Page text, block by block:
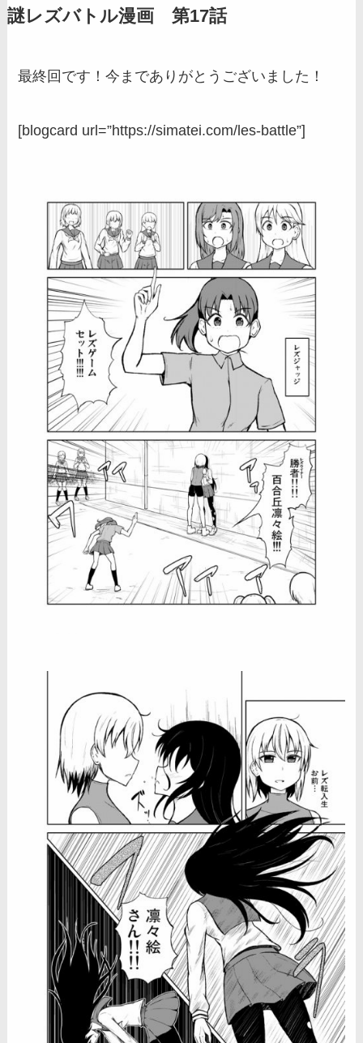
謎レズバトル漫画 第17話
最終回です！今までありがとうございました！
[blogcard url=”https://simatei.com/les-battle”]